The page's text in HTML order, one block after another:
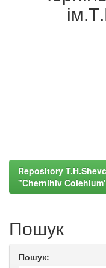
Repository
"Chernihiv
Пошук
Пошук: